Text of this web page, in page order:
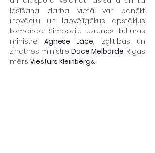
lasīšana darba vietā var panākt
inovāciju un labvēlīgākus apstākļus
komandā. Simpoziju uzrunās kultūras
ministre Agnese Lāce, izglītības un
zinātnes ministre Dace Melbārde, Rīgas
mērs Viesturs Kleinbergs.